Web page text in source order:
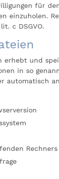
für
einzuholen.
c DSGVO.
erhebt und
in so
automatisch
Rechners